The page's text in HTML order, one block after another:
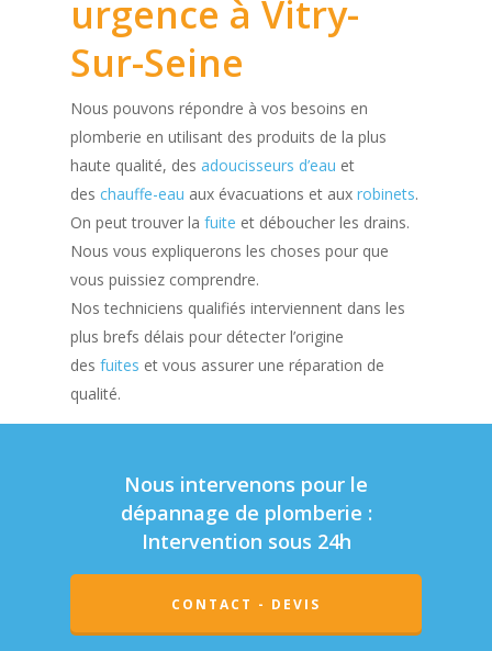
urgence à Vitry-
Sur-Seine
Nous pouvons répondre à vos besoins en
plomberie en utilisant des produits de la plus
haute qualité, desadoucisseurs d’eau et
deschauffe-eau aux évacuations et auxrobinets.
On peut trouver lafuite et déboucher les drains.
Nous vous expliquerons les choses pour que
vous puissiez comprendre.
Nos techniciens qualifiés interviennent dans les
plus brefs délais pour détecter l’origine
desfuites et vous assurer une réparation de
qualité.
Nous intervenons pour le
dépannage de plomberie :
Intervention sous 24h
CONTACT - DEVIS